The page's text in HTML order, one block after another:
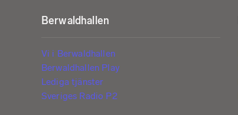
Berwaldhallen
Vi i Berwaldhallen
Berwaldhallen Play
Lediga tjänster
Sveriges Radio P2